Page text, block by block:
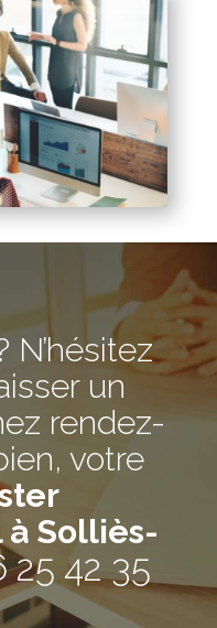
N’hésitez
un
rendez-
votre
Solliès-
25 42 35